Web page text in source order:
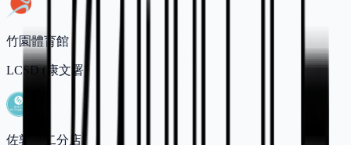
竹園體育館
LCSD (康文署)
佐敦第二分店